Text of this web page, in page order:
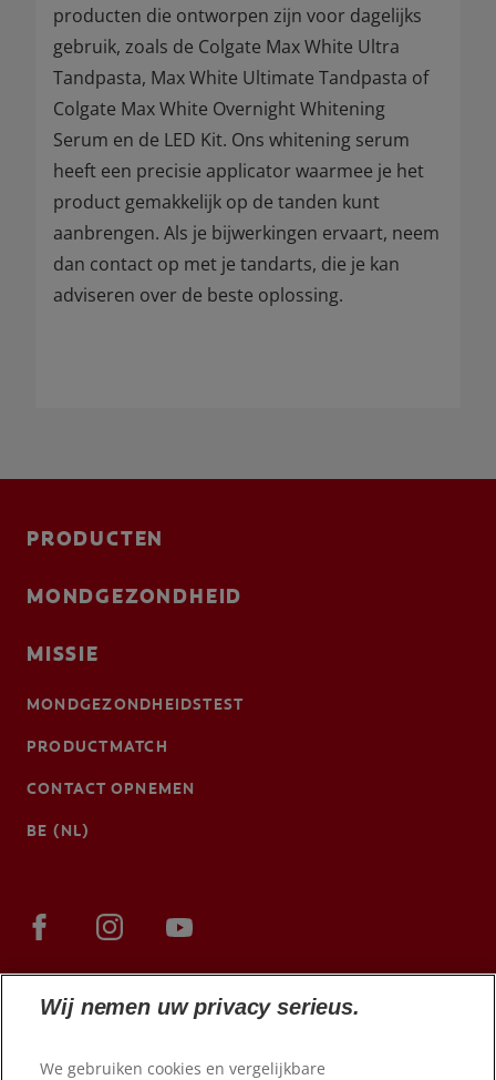
producten die ontworpen zijn voor dagelijks
gebruik, zoals de Colgate Max White Ultra
Tandpasta, Max White Ultimate Tandpasta of
Colgate Max White Overnight Whitening
Serum en de LED Kit. Ons whitening serum
heeft een precisie applicator waarmee je het
product gemakkelijk op de tanden kunt
aanbrengen. Als je bijwerkingen ervaart, neem
dan contact op met je tandarts, die je kan
adviseren over de beste oplossing.
PRODUCTEN
MONDGEZONDHEID
MISSIE
MONDGEZONDHEIDSTEST
PRODUCTMATCH
CONTACT OPNEMEN
BE (NL)
Wij nemen uw privacy serieus.
We gebruiken cookies en vergelijkbare